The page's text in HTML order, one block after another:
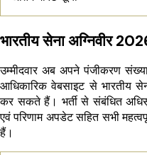
भारतीय सेना अग्निवीर
उम्मीदवार अब अपने पंजीकरण
आधिकारिक वेबसाइट से भारतीय
कर सकते हैं। भर्ती से संबंधित
एवं परिणाम अपडेट सहित सभी
हैं।